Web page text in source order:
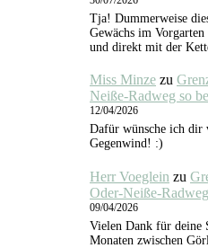
Tja! Dummerweise
Gewächs im
und direkt mit der
Miss Minze zu
Neiße-Radweg so
12/04/2026
Dafür wünsche ich dir
Gegenwind! :)
Herr Voeglein zu
Oder-Neiße-
09/04/2026
Vielen Dank für deine
Monaten zwischen